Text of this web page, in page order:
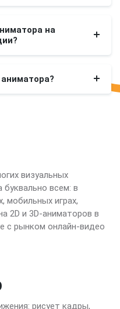
на
визуальных
буквально всем: в
мобильных играх,
2D и 3D-аниматоров в
с рынком онлайн-видео
рисует кадры,